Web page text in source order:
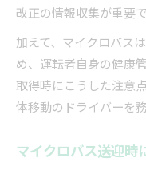
改正の情報収集が重要で
加えて、マイクロバス
め、運転者自身の健康
取得時にこうした注意
体移動のドライバーを
マイクロバス送迎時